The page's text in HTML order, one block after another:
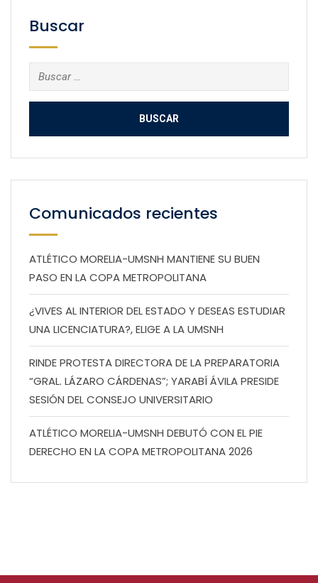
Buscar
Buscar:
Comunicados recientes
ATLÉTICO MORELIA-UMSNH MANTIENE SU BUEN
PASO EN LA COPA METROPOLITANA
¿VIVES AL INTERIOR DEL ESTADO Y DESEAS ESTUDIAR
UNA LICENCIATURA?, ELIGE A LA UMSNH
RINDE PROTESTA DIRECTORA DE LA PREPARATORIA
“GRAL. LÁZARO CÁRDENAS”; YARABÍ ÁVILA PRESIDE
SESIÓN DEL CONSEJO UNIVERSITARIO
ATLÉTICO MORELIA-UMSNH DEBUTÓ CON EL PIE
DERECHO EN LA COPA METROPOLITANA 2026